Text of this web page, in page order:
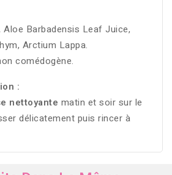
Aloe Barbadensis Leaf Juice,
Arctium Lappa.
comédogène.
:
nettoyante matin et soir sur le
délicatement puis rincer à